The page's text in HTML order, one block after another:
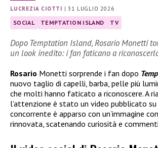
LUCREZIA CIOTTI |31 LUGLIO 2026
SOCIAL TEMPTATION ISLAND TV
Dopo Temptation Island, Rosario Monetti
un look inedito: i fan faticano a
Rosario Monetti sorprende i fan dopo
nuovo taglio di capelli, barba, pelle più
che molti hanno faticato a riconoscere. A
l’attenzione è stato un video pubblicato su
concorrente è apparso con un’immagine
rinnovata, scatenando curiosità e